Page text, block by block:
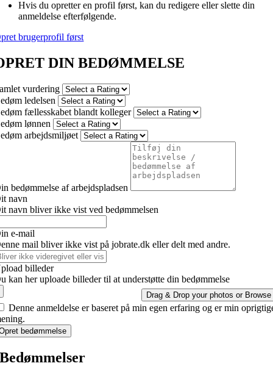
Hvis du opretter en profil først, kan du redigere eller slette din
anmeldelse efterfølgende.
brugerprofil først
DIN BEDØMMELSE
vurdering
ledelsen
fællesskabet blandt kolleger
lønnen
arbejdsmiljøet
bedømmelse af arbejdspladsen
navn
navn bliver ikke vist ved bedømmelsen
e-mail
mail bliver ikke vist på jobrate.dk eller delt med andre.
billeder
kan her uploade billeder til at understøtte din bedømmelse
Drag & Drop your photos or Browse
Denne anmeldelse er baseret på min egen erfaring og er min
bedømmelse
Bedømmelser